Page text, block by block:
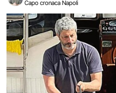
Capo cronaca Napoli